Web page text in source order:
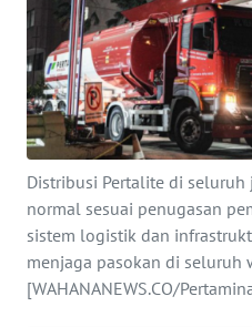
Distribusi Pertalite di seluruh
normal sesuai penugasan
sistem logistik dan
menjaga pasokan di seluruh
[WAHANANEWS.CO/
INTERNASIONAL
SERBA-SERBI
PENDIDIKAN
OLAHRAGA
OPINI